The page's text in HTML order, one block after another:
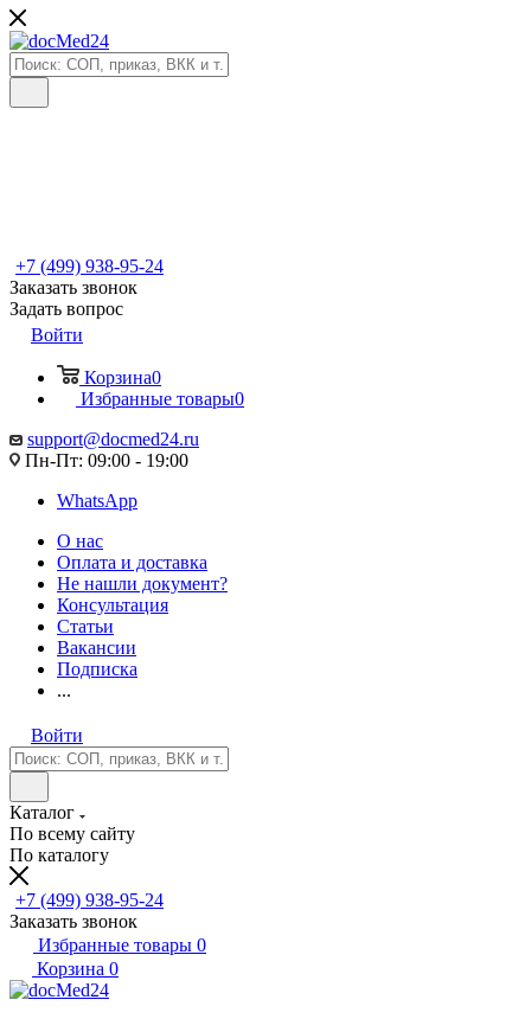
+7 (499) 938-95-24
Заказать звонок
Задать вопрос
Войти
Корзина0
Избранные товары0
support@docmed24.ru
Пн-Пт: 09:00 - 19:00
WhatsApp
О нас
Оплата и доставка
Не нашли документ?
Консультация
Статьи
Вакансии
Подписка
...
Войти
Каталог
По всему сайту
По каталогу
+7 (499) 938-95-24
Заказать звонок
Избранные товары 0
Корзина 0